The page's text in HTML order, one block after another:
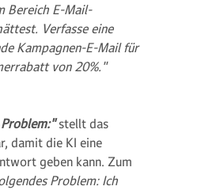
Bereich E-Mail-
Verfasse eine
Kampagnen-E-Mail für
von 20%."
stellt das
damit die KI eine
geben kann. Zum
Problem: Ich